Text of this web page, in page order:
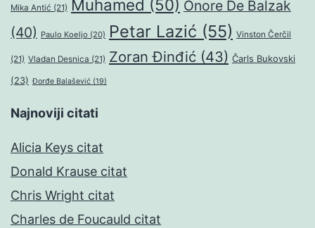
Mika Antić (21) Muhamed (50) Onore De Balzak
(40) Paulo Koeljo (20) Petar Lazić (55) Vinston Čerčil
(21) Vladan Desnica (21) Zoran Đinđić (43) Čarls Bukovski
(23) Đorđe Balašević (19)
Najnoviji citati
Alicia Keys citat
Donald Krause citat
Chris Wright citat
Charles de Foucauld citat